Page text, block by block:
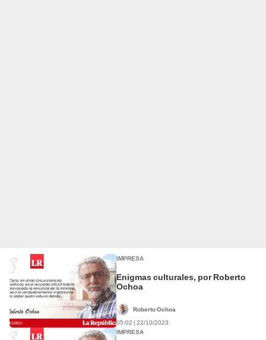
IMPRESA
Enigmas culturales, por Roberto
Ochoa
Roberto Ochoa
05:02 | 22/10/2023
IMPRESA